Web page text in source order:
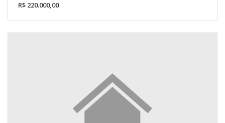
R$ 220.000,00